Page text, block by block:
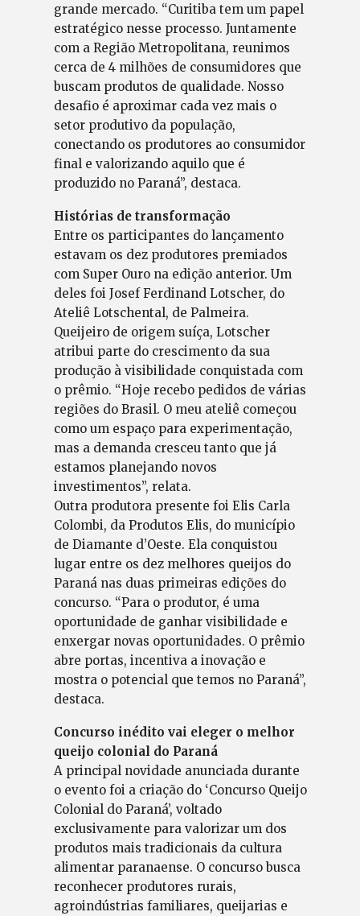
grande mercado. “Curitiba tem um papel
estratégico nesse processo. Juntamente
com a Região Metropolitana, reunimos
cerca de 4 milhões de consumidores que
buscam produtos de qualidade. Nosso
desafio é aproximar cada vez mais o
setor produtivo da população,
conectando os produtores ao consumidor
final e valorizando aquilo que é
produzido no Paraná”, destaca.
Histórias de transformação
Entre os participantes do lançamento
estavam os dez produtores premiados
com Super Ouro na edição anterior. Um
deles foi Josef Ferdinand Lotscher, do
Ateliê Lotschental, de Palmeira.
Queijeiro de origem suíça, Lotscher
atribui parte do crescimento da sua
produção à visibilidade conquistada com
o prêmio. “Hoje recebo pedidos de várias
regiões do Brasil. O meu ateliê começou
como um espaço para experimentação,
mas a demanda cresceu tanto que já
estamos planejando novos
investimentos”, relata.
Outra produtora presente foi Elis Carla
Colombi, da Produtos Elis, do município
de Diamante d’Oeste. Ela conquistou
lugar entre os dez melhores queijos do
Paraná nas duas primeiras edições do
concurso. “Para o produtor, é uma
oportunidade de ganhar visibilidade e
enxergar novas oportunidades. O prêmio
abre portas, incentiva a inovação e
mostra o potencial que temos no Paraná”,
destaca.
Concurso inédito vai eleger o melhor
queijo colonial do Paraná
A principal novidade anunciada durante
o evento foi a criação do ‘Concurso Queijo
Colonial do Paraná’, voltado
exclusivamente para valorizar um dos
produtos mais tradicionais da cultura
alimentar paranaense. O concurso busca
reconhecer produtores rurais,
agroindústrias familiares, queijarias e